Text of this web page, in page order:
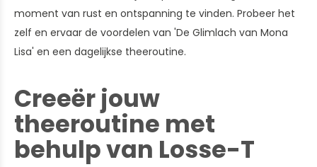
moment van rust en ontspanning te vinden. Probeer het
zelf en ervaar de voordelen van 'De Glimlach van Mona
Lisa' en een dagelijkse theeroutine.
Creeër jouw
theeroutine met
behulp van Losse-T